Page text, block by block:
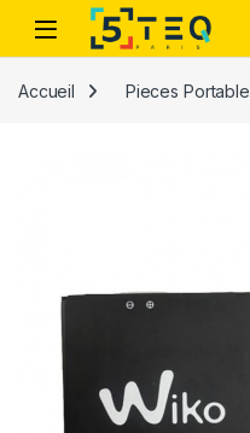
Passer à la navigation
Aller au contenu
Accueil Pieces Portable